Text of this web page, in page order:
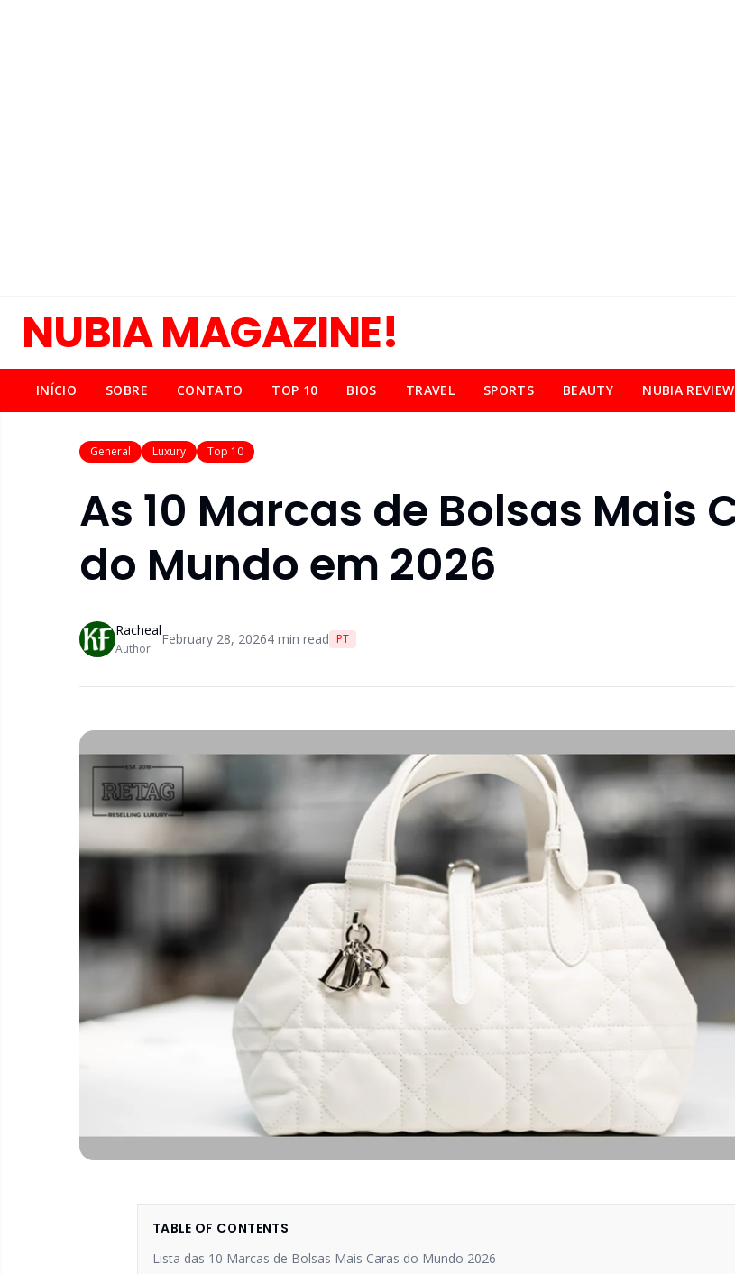
NUBIA MAGAZINE!
INÍCIO SOBRE CONTATO TOP 10 BIOS TRAVEL SPORTS BEAUTY NUBIA
General Luxury Top 10
As 10 Marcas de Bolsas Mais
do Mundo em 2026
Racheal
Author
February 28, 20264 min read PT
TABLE OF CONTENTS
Lista das 10 Marcas de Bolsas Mais Caras do Mundo 2026